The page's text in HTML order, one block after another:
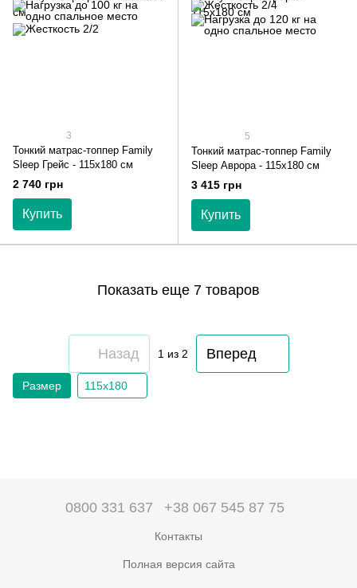
3
Тонкий матрас-топпер Family
Sleep Грейс - 115х180 см
2 740 грн
Купить
5
Тонкий матрас-топпер Family
Sleep Аврора - 115х180 см
3 415 грн
Купить
Показать еще 7 товаров
Назад 1из 2 Вперед
Размер 115х180
0800 331 637 +38 067 545 87 75
Контакты
Полная версия сайта